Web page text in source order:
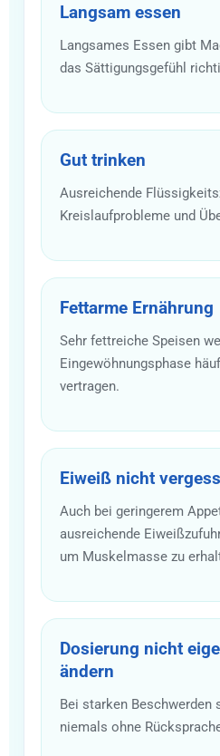
Langsam essen
Langsames Essen gibt
das Sättigungsgefühl
Gut trinken
Ausreichende
Kreislaufprobleme und
Fettarme Ernährung
Sehr fettreiche Speisen
Eingewöhnungsphase
vertragen.
Eiweiß nicht
Auch bei geringerem
ausreichende
um Muskelmasse zu
Dosierung nicht
ändern
Bei starken Beschwerden
niemals ohne